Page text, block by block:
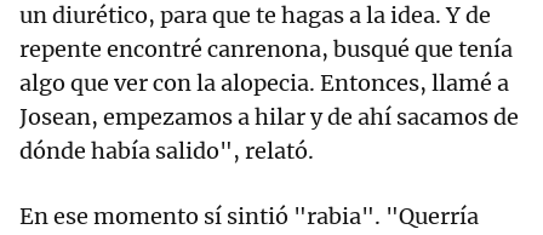
un diurético, para que te hagas a la idea. Y de
repente encontré canrenona, busqué que tenía
algo que ver con la alopecia. Entonces, llamé a
Josean, empezamos a hilar y de ahí sacamos de
dónde había salido", relató.
En ese momento sí sintió "rabia". "Querría